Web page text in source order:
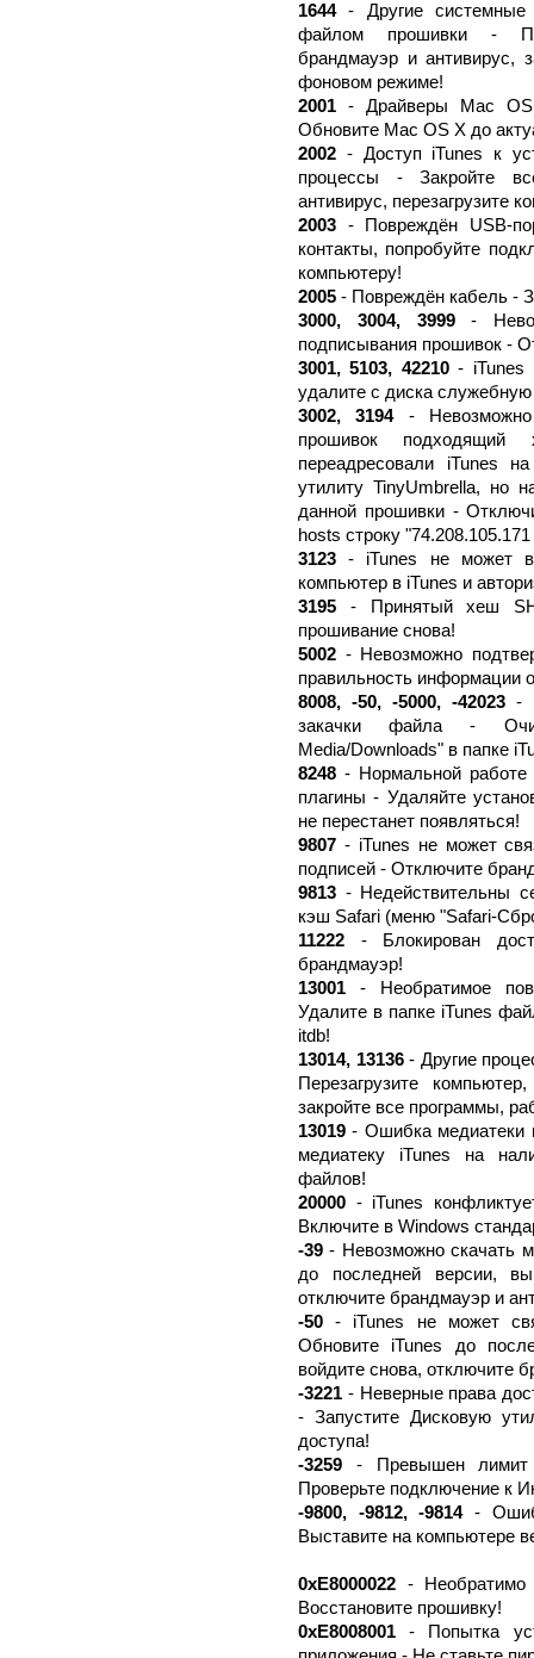
1644- Другие системные
файлом прошивки -
брандмауэр и антивирус,
фоновом режиме!
2001 - Драйверы Mac OS
Обновите Mac OS X до
2002 - Доступ iTunes к
процессы - Закройте
антивирус, перезагрузите
2003 - Повреждён USB-
контакты, попробуйте
компьютеру!
2005 - Повреждён кабель -
3000, 3004, 3999-
подписывания прошивок -
3001, 5103, 42210- iTunes
удалите с диска
3002, 3194- Невозможно
прошивок
переадресовали iTunes
утилиту TinyUmbrella, но
данной прошивки -
hosts строку
3123 - iTunes не может
компьютер в iTunes и
3195 - Принятый хеш
прошивание снова!
5002 - Невозможно
правильность информации
8008, -50, -5000, -42023 -
закачки файла -
Media/Downloads" в папке
8248 - Нормальной
плагины - Удаляйте
не перестанет появляться!
9807 - iTunes не может
подписей - Отключите
9813 - Недействительны
кэш Safari (меню "Safari-
11222 - Блокирован
брандмауэр!
13001 - Необратимое
Удалите в папке iTunes
itdb!
13014, 13136- Другие
Перезагрузите
закройте все программы,
13019 - Ошибка медиатеки
медиатеку iTunes на
файлов!
20000 - iTunes
Включите в Windows
-39 - Невозможно скачать
до последней версии,
отключите брандмауэр и
-50 - iTunes не может
Обновите iTunes до
войдите снова, отключите
-3221 - Неверные права
- Запустите Дисковую
доступа!
-3259 - Превышен лимит
Проверьте подключение к
-9800, -9812, -9814-
Выставите на компьютере
0xE8000022 -
Восстановите прошивку!
0xE8008001 - Попытка